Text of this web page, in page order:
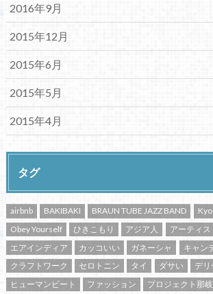
2016年9月
2015年12月
2015年6月
2015年5月
2015年4月
タグ
airbnb BAKIBAKI BRAUN TUBE JAZZ BAND
Obey Yourself
ひきこもり アジア人 アーティス
エアインディア
カッコいい ガネーシャ
キャン
クラフトワーク
セロトニン タイ ダサい デリ
ヒューマンビート
ファッション プロジェクト那岐